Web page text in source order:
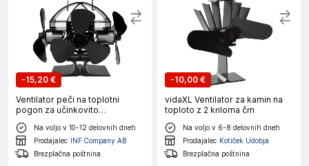
-15,20 €
Ventilator peči na toplotni
pogon za učinkovito
distribucijo toplote
Na voljo v 10-12 delovnih dneh
Prodajalec INF Company AB
Brezplačna poštnina
-10,00 €
vidaXL Ventilator za kamin na
toploto z 2 kriloma črn
Na voljo v 6-8 delovnih dneh
Prodajalec Kotiček Udobja
Brezplačna poštnina